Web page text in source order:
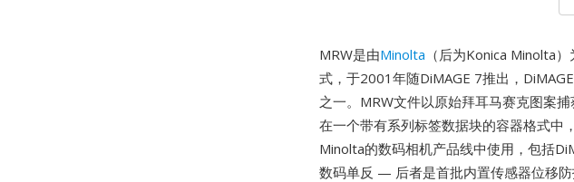
MRW是由Minolta （后为Konica Minolta
式，于2001年随DiMAGE 7推出，
之一。MRW文件以原始拜耳马赛克图案
在一个带有系列标签数据块的容器格式中
Minolta的数码相机产品线中使用，包括
数码单反 — 后者是首批内置传感器位移